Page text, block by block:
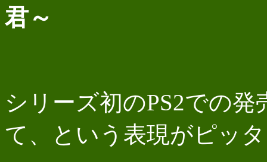
君～
シリーズ初のPS2での
て、という表現がピッ